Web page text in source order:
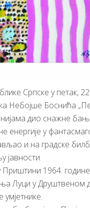
Српске у петак,
Небојше Боснића
дио снажне
енергије у
и на градске
јавности.
Приштини 1964.
Луци у Друштвеном
умјетнике.